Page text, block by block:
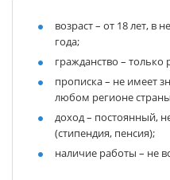
возраст – от 18 лет, в
года;
гражданство – только
прописка – не имеет
любом регионе
доход – постоянный,
(стипендия, пенсия);
наличие работы – не